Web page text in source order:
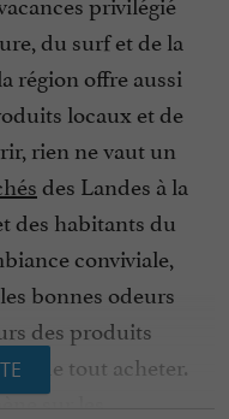
du surf et de la
région offre aussi
locaux et de
rien ne vaut un
des Landes à la
des habitants du
conviviale,
bonnes odeurs
des produits
et de tout acheter.
sur les